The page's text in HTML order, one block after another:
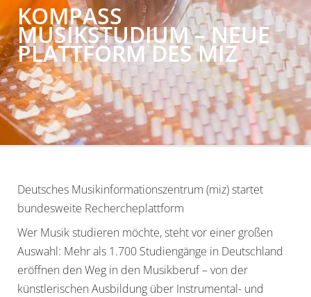
KOMPASS
MUSIKSTUDIUM – NEUE
PLATTFORM DES MIZ
Deutsches Musikinformationszentrum (miz) startet
bundesweite Rechercheplattform
Wer Musik studieren möchte, steht vor einer großen
Auswahl: Mehr als 1.700 Studiengänge in Deutschland
eröffnen den Weg in den Musikberuf – von der
künstlerischen Ausbildung über Instrumental- und